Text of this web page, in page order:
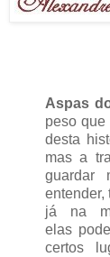
Aspas
peso que
desta
mas a
guardar
entender,
já na
elas
certos